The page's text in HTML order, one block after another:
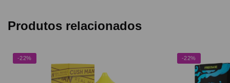
Produtos relacionados
-22% -22%